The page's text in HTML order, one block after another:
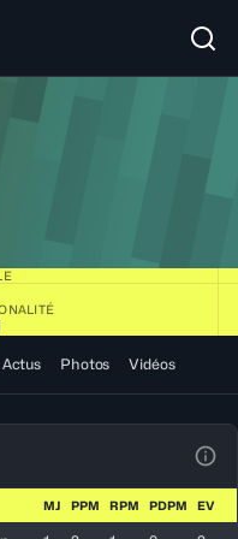
Actus Photos Vidéos
MJ PPM RPM PDPM EV